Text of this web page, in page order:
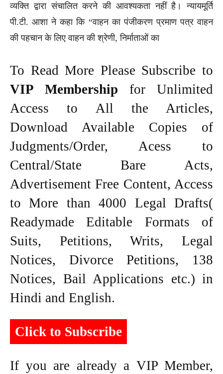
व्यक्ति द्वारा संचालित करने की आवश्यकता नहीं है। न्यायमूर्ति
पी.टी. आशा ने कहा कि “वाहन का पंजीकरण प्रमाण पत्र वाहन
की पहचान के लिए वाहन की श्रेणी, निर्माताओं का
To Read More Please Subscribe to
VIP Membership for Unlimited
Access to All the Articles,
Download Available Copies of
Judgments/Order, Acess to
Central/State Bare Acts,
Advertisement Free Content, Access
to More than 4000 Legal Drafts(
Readymade Editable Formats of
Suits, Petitions, Writs, Legal
Notices, Divorce Petitions, 138
Notices, Bail Applications etc.) in
Hindi and English.
Click to Subscribe
If you are already a VIP Member,